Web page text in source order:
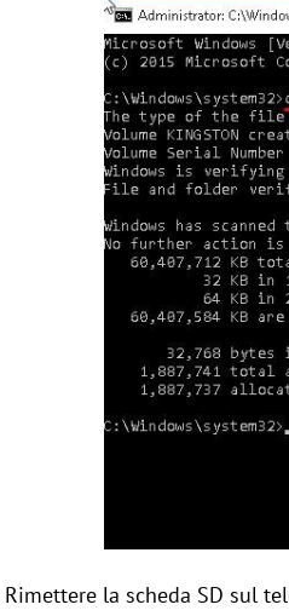
Rimettere la scheda SD sul